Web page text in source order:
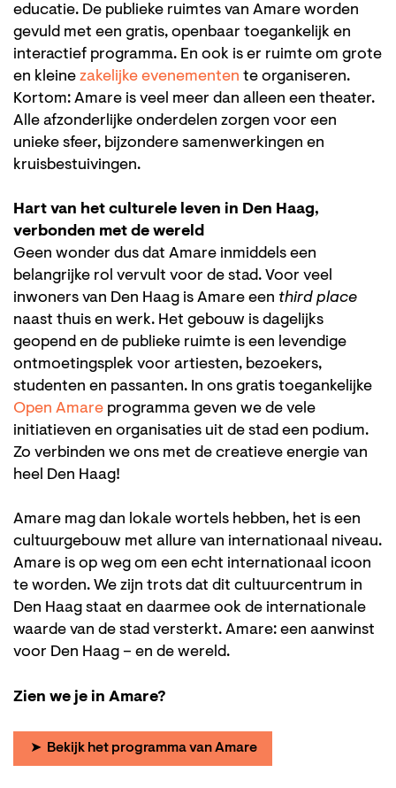
educatie. De publieke ruimtes van Amare worden
gevuld met een gratis, openbaar toegankelijk en
interactief programma. En ook is er ruimte om grote
en kleine zakelijke evenementen te organiseren.
Kortom: Amare is veel meer dan alleen een theater.
Alle afzonderlijke onderdelen zorgen voor een
unieke sfeer, bijzondere samenwerkingen en
kruisbestuivingen.
Hart van het culturele leven in Den Haag,
verbonden met de wereld
Geen wonder dus dat Amare inmiddels een
belangrijke rol vervult voor de stad. Voor veel
inwoners van Den Haag is Amare een third place
naast thuis en werk. Het gebouw is dagelijks
geopend en de publieke ruimte is een levendige
ontmoetingsplek voor artiesten, bezoekers,
studenten en passanten. In ons gratis toegankelijke
Open Amare programma geven we de vele
initiatieven en organisaties uit de stad een podium.
Zo verbinden we ons met de creatieve energie van
heel Den Haag!
Amare mag dan lokale wortels hebben, het is een
cultuurgebouw met allure van internationaal niveau.
Amare is op weg om een echt internationaal icoon
te worden. We zijn trots dat dit cultuurcentrum in
Den Haag staat en daarmee ook de internationale
waarde van de stad versterkt. Amare: een aanwinst
voor Den Haag – en de wereld.
Zien we je in Amare?
➤ Bekijk het programma van Amare